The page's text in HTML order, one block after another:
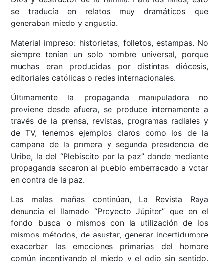
se traducía en relatos muy dramáticos que
generaban miedo y angustia.
Material impreso: historietas, folletos, estampas. No
siempre tenían un solo nombre universal, porque
muchas eran producidas por distintas diócesis,
editoriales católicas o redes internacionales.
Últimamente la propaganda manipuladora no
proviene desde afuera, se produce internamente a
través de la prensa, revistas, programas radiales y
de TV, tenemos ejemplos claros como los de la
campaña de la primera y segunda presidencia de
Uribe, la del “Plebiscito por la paz” donde mediante
propaganda sacaron al pueblo emberracado a votar
en contra de la paz.
Las malas mañas continúan, La Revista Raya
denuncia el llamado “Proyecto Júpiter” que en el
fondo busca lo mismos con la utilización de los
mismos métodos, de asustar, generar incertidumbre
exacerbar las emociones primarias del hombre
común incentivando el miedo y el odio sin sentido.